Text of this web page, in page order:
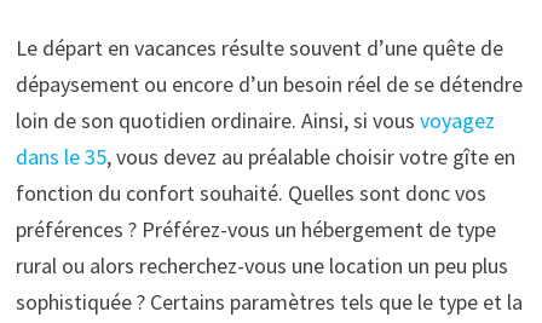
Le départ en vacances résulte souvent d’une quête de
dépaysement ou encore d’un besoin réel de se détendre
loin de son quotidien ordinaire. Ainsi, si vous voyagez
dans le 35, vous devez au préalable choisir votre gîte en
fonction du confort souhaité. Quelles sont donc vos
préférences ? Préférez-vous un hébergement de type
rural ou alors recherchez-vous une location un peu plus
sophistiquée ? Certains paramètres tels que le type et la